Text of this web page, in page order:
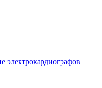
электрокардиографов